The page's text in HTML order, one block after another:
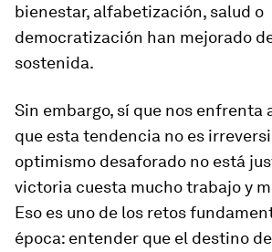
bienestar, alfabetización, salud o
democratización han mejorado
sostenida.
Sin embargo, sí que nos enfrenta
que esta tendencia no es
optimismo desaforado no está
victoria cuesta mucho trabajo y
Eso es uno de los retos
época: entender que el destino